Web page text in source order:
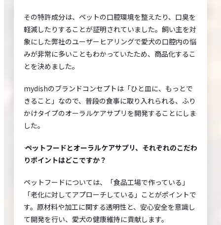
その特許成分は、ペットの口腔環境を整えたり、口臭を
軽減したりすることが証明されていました。飼い主を対
象にした弊社のユーザーヒアリングで愛犬の口腔内の悩
みが非常に多いこともわかっていたため、商品化するこ
とを決めました。
mydishのブランドコンセプトは「ひと皿に、もっとで
きること」なので、普段の食事に取り入れられる、ふり
かけタイプのオーラルケアサプリを開発することにしま
した。
―― ペットフードとオーラルケアサプリ、それぞれのこだわ
りポイントはどこですか？
ペットフードについては、「食品工場で作っている」
「老化に対してアプローチしている」ことがポイントで
す。原材料や加工に関する透明性と、安心安全を意識し
て開発を行い、愛犬の健康維持に貢献します。